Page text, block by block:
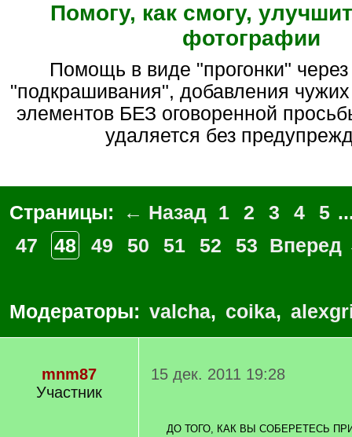
Помогу, как смогу,
фотографии
Помощь в виде "прогонки" через нейросеть,
"подкрашивания", добавления
элементов БЕЗ оговоренной
удаляется без
Страницы: ← Назад 1 2 3 4 5
47
48 49 50 51 52 53 Вперед
Модераторы: valcha, coika,
mnm87
Участник
15 дек. 2011 19:28
ДО ТОГО, КАК ВЫ СОБЕРЕТЕСЬ